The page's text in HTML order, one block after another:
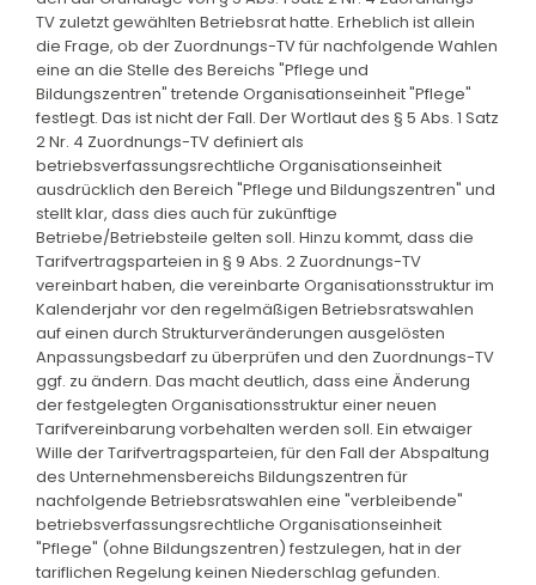
TV zuletzt gewählten Betriebsrat hatte. Erheblich ist allein
die Frage, ob der Zuordnungs-TV für nachfolgende Wahlen
eine an die Stelle des Bereichs "Pflege und
Bildungszentren" tretende Organisationseinheit "Pflege"
festlegt. Das ist nicht der Fall. Der Wortlaut des § 5 Abs. 1 Satz
2 Nr. 4 Zuordnungs-TV definiert als
betriebsverfassungsrechtliche Organisationseinheit
ausdrücklich den Bereich "Pflege und Bildungszentren" und
stellt klar, dass dies auch für zukünftige
Betriebe/Betriebsteile gelten soll. Hinzu kommt, dass die
Tarifvertragsparteien in § 9 Abs. 2 Zuordnungs-TV
vereinbart haben, die vereinbarte Organisationsstruktur im
Kalenderjahr vor den regelmäßigen Betriebsratswahlen
auf einen durch Strukturveränderungen ausgelösten
Anpassungsbedarf zu überprüfen und den Zuordnungs-TV
ggf. zu ändern. Das macht deutlich, dass eine Änderung
der festgelegten Organisationsstruktur einer neuen
Tarifvereinbarung vorbehalten werden soll. Ein etwaiger
Wille der Tarifvertragsparteien, für den Fall der Abspaltung
des Unternehmensbereichs Bildungszentren für
nachfolgende Betriebsratswahlen eine "verbleibende"
betriebsverfassungsrechtliche Organisationseinheit
"Pflege" (ohne Bildungszentren) festzulegen, hat in der
tariflichen Regelung keinen Niederschlag gefunden.